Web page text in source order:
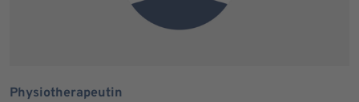
Physiotherapeutin